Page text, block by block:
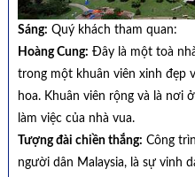
Sáng: Quý khách tham quan:
Hoàng Cung: Đây là một toà
trong một khuân viên xinh đẹp
hoa. Khuân viên rộng và là nơi
làm việc của nhà vua.
Tượng đài chiền thắng: Công
người dân Malaysia, là sự vinh